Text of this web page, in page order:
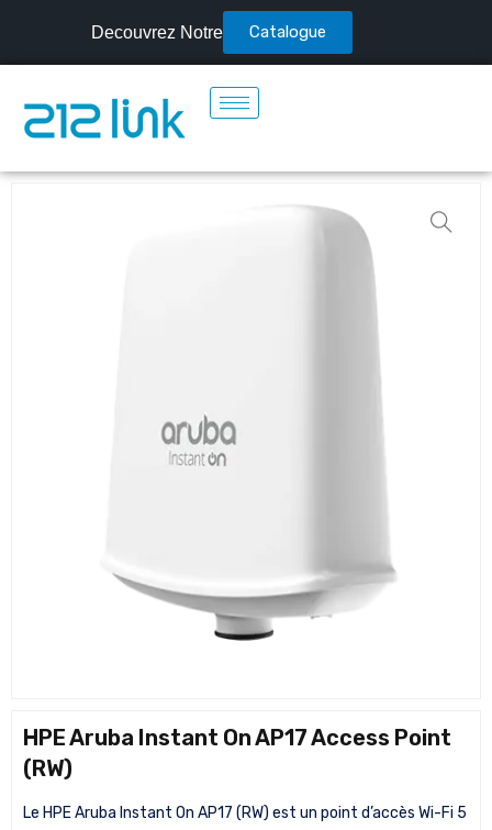
Decouvrez Notre Catalogue
HPE Aruba Instant On AP17 Access Point
(RW)
Le HPE Aruba Instant On AP17 (RW) est un point d’accès Wi-Fi 5